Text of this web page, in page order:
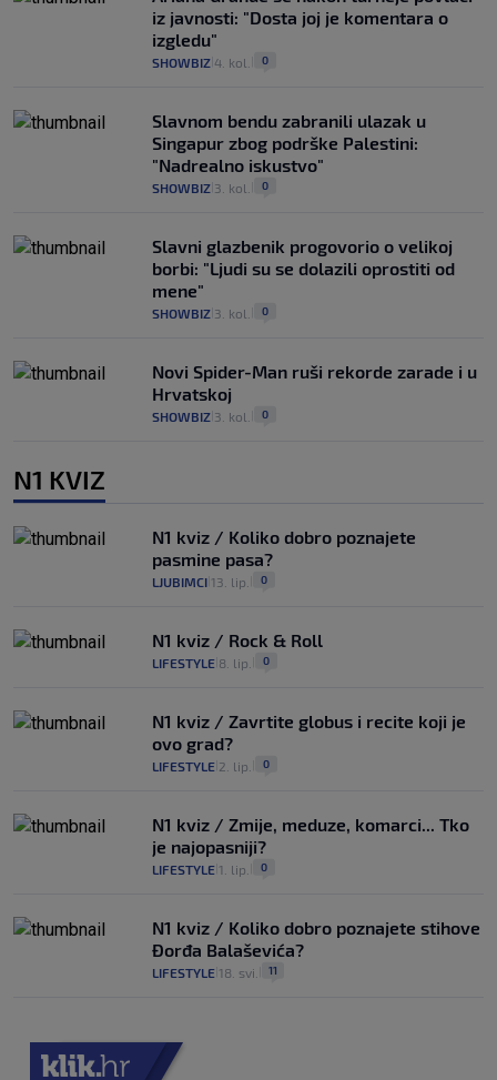
iz javnosti: "Dosta joj je komentara o
izgledu"
SHOWBIZ 4. kol. 0
Slavnom bendu zabranili ulazak u
Singapur zbog podrške Palestini:
"Nadrealno iskustvo"
SHOWBIZ 3. kol. 0
Slavni glazbenik progovorio o velikoj
borbi: "Ljudi su se dolazili oprostiti od
mene"
SHOWBIZ 3. kol. 0
Novi Spider-Man ruši rekorde zarade i u
Hrvatskoj
SHOWBIZ 3. kol. 0
N1 KVIZ
N1 kviz / Koliko dobro poznajete
pasmine pasa?
LJUBIMCI 13. lip. 0
N1 kviz / Rock & Roll
LIFESTYLE 8. lip. 0
N1 kviz / Zavrtite globus i recite koji je
ovo grad?
LIFESTYLE 2. lip. 0
N1 kviz / Zmije, meduze, komarci... Tko
je najopasniji?
LIFESTYLE 1. lip. 0
N1 kviz / Koliko dobro poznajete stihove
Đorđa Balaševića?
LIFESTYLE 18. svi. 11